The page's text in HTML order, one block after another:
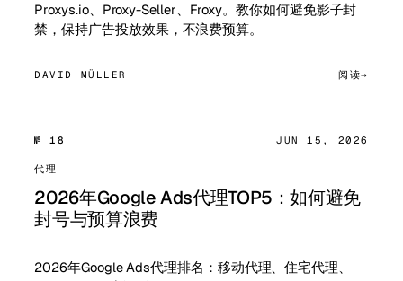
Proxys.io、Proxy-Seller、Froxy。教你如何避免影子封
禁，保持广告投放效果，不浪费预算。
DAVID MÜLLER 阅读
№ 18 JUN 15, 2026
代理
2026年Google Ads代理TOP5：如何避免
封号与预算浪费
2026年Google Ads代理排名：移动代理、住宅代理、